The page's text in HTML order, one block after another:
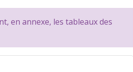
en annexe, les tableaux des